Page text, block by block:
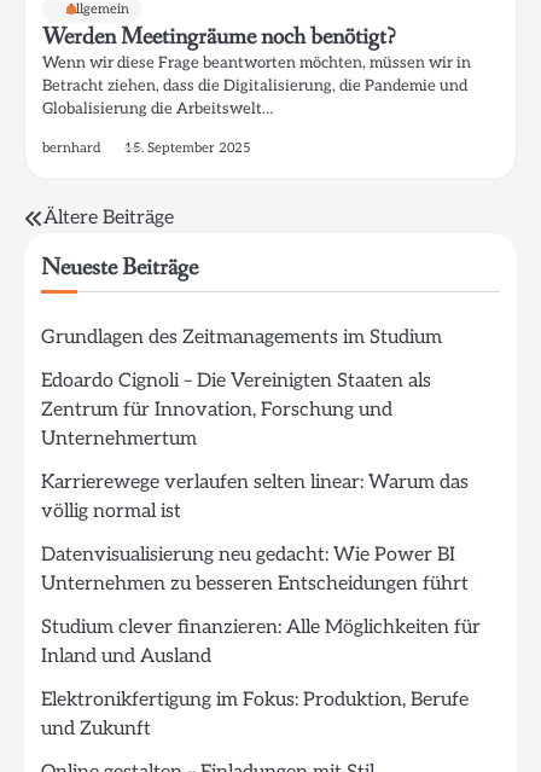
Allgemein
Werden Meetingräume noch benötigt?
Wenn wir diese Frage beantworten möchten, müssen wir in
Betracht ziehen, dass die Digitalisierung, die Pandemie und
Globalisierung die Arbeitswelt…
bernhard 15. September 2025
Beitragsnavigation
Ältere Beiträge
Neueste Beiträge
Grundlagen des Zeitmanagements im Studium
Edoardo Cignoli – Die Vereinigten Staaten als
Zentrum für Innovation, Forschung und
Unternehmertum
Karrierewege verlaufen selten linear: Warum das
völlig normal ist
Datenvisualisierung neu gedacht: Wie Power BI
Unternehmen zu besseren Entscheidungen führt
Studium clever finanzieren: Alle Möglichkeiten für
Inland und Ausland
Elektronikfertigung im Fokus: Produktion, Berufe
und Zukunft